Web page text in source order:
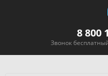
8 800
Звонок